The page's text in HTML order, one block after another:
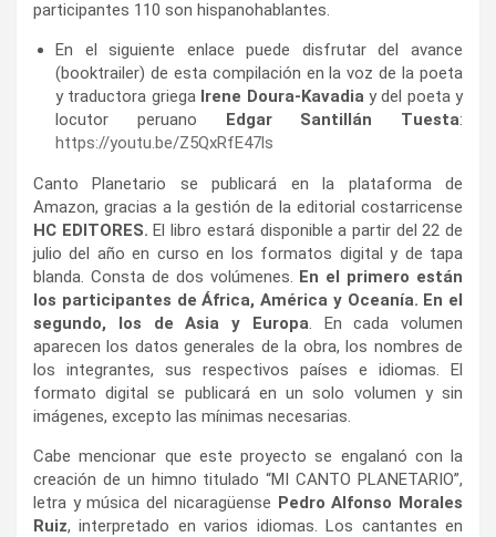
participantes 110 son hispanohablantes.
En el siguiente enlace puede disfrutar del avance
(booktrailer) de esta compilación en la voz de la poeta
y traductora griega Irene Doura-Kavadiay del poeta y
locutor peruano Edgar Santillán Tuesta:
https://youtu.be/Z5QxRfE47ls
Canto Planetario se publicará en la plataforma de
Amazon, gracias a la gestión de la editorial costarricense
HC EDITORES. El libro estará disponible a partir del 22 de
julio del año en curso en los formatos digital y de tapa
blanda. Consta de dos volúmenes. En el primero están
los participantes de África, América y Oceanía. En el
segundo, los de Asia y Europa. En cada volumen
aparecen los datos generales de la obra, los nombres de
los integrantes, sus respectivos países e idiomas. El
formato digital se publicará en un solo volumen y sin
imágenes, excepto las mínimas necesarias.
Cabe mencionar que este proyecto se engalanó con la
creación de un himno titulado “MI CANTO PLANETARIO”,
letra y música del nicaragüense Pedro Alfonso Morales
Ruiz, interpretado en varios idiomas. Los cantantes en